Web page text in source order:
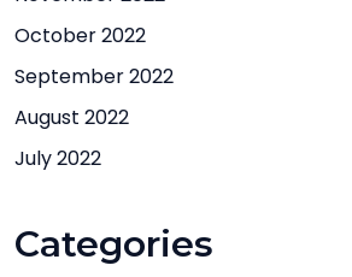
October 2022
September 2022
August 2022
July 2022
Categories